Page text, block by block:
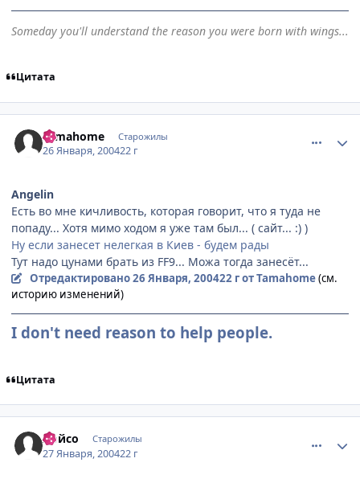
Someday you'll understand the reason you were born with wings...
Цитата
Tamahome Старожилы
26 Января, 200422 г
Angelin
Есть во мне кичливость, которая говорит, что я туда не
попаду... Хотя мимо ходом я уже там был... ( сайт... :) )
Ну если занесет нелегкая в Киев - будем рады
Тут надо цунами брать из FF9... Можа тогда занесёт...
Отредактировано26 Января, 200422 гот Tamahome(см.
историю изменений)
I don't need reason to help people.
Цитата
Лойсо Старожилы
27 Января, 200422 г